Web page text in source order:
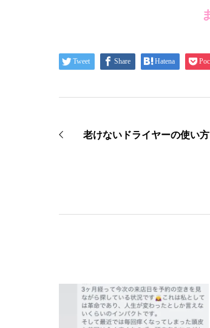
Tweet Share Hatena
老けないドライヤーの使い方